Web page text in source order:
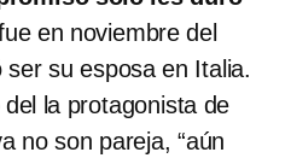
en noviembre del
su esposa en Italia.
la protagonista de
no son pareja, “aún